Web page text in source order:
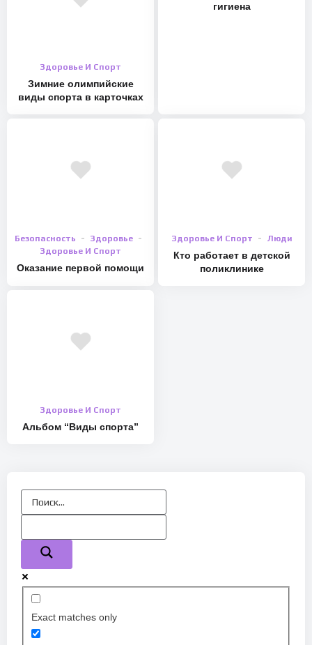
Здоровье И Спорт
Зимние олимпийские
виды спорта в карточках
гигиена
Безопасность
Здоровье
Здоровье И Спорт
Оказание первой помощи
Здоровье И Спорт Люди
Кто работает в детской
поликлинике
Здоровье И Спорт
Альбом “Виды спорта”
Exact matches only